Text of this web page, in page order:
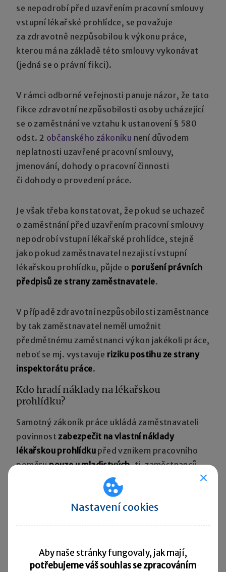
se nepodrobí před uzavřením pracovní smlouvy
vstupní lékařské prohlídce, se považuje
za zdravotně nezpůsobilou k výkonu práce,
kterou má na základě této smlouvy vykonávat
(jedná se o právní fikci).
V rámci odborné veřejnosti panuje názor, že tato
fikce zdravotní nezpůsobilosti osoby ucházející
se o zaměstnání ve vztahu k ustanovení § 580
odst. 2 občanského zákoníku není důvodem
neplatnosti uzavřené pracovní smlouvy,
jmenování, dohody o pracovní činnosti
či dohody o provedení práce.
Je však třeba konstatovat, že pokud se uchazeč
o zaměstnání před uzavřením pracovní smlouvy
nepodrobí vstupní lékařské prohlídce, stejně
jako pokud zaměstnavatel nezajistí vstupní
lékařskou prohlídku, půjde o porušení právních
předpisů ze strany zaměstnavatele.
V případě zdravotní nezpůsobilosti zaměstnance
by tak zaměstnavatel neměl umožnit
předmětnému zaměstnanci výkon jakékoli práce,
neboť se mj. vystavuje riziku postihu ze strany
inspektorátu práce.
Kdo hradí náklady na lékařskou
prohlídku?
Samotný zákoník práce ukládá zaměstnavateli
povinnostzabezpečit na vlastní náklady
lékařskou prohlídku před vznikem pracovního
poměrupouze u mladistvých, tj. zaměstnanců
mladších 18 let (ustanovení § 247 ZP).
V ostatních případech hradí vstupní lékařskou
prohlídku osoba ucházející se o zaměstnání.
prohlídky, pokud uzavře s uchazečem
o zaměstnání pracovněprávní nebo obdobný
Nastavení cookies
Aby naše stránky fungovaly, jak mají,
potřebujeme váš souhlas se zpracováním